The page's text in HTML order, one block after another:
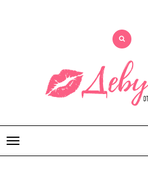
Открыть
меню